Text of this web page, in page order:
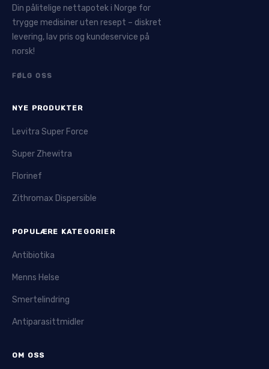
Din pålitelige nettapotek i Norge for
trygge medisiner uten resept – diskret
levering, lav pris og kundeservice på
norsk!
FØLG OSS
NYE PRODUKTER
Levitra Super Force
Super Zhewitra
Florinef
Zithromax Dispersible
POPULÆRE KATEGORIER
Antibiotika
Menns Helse
Smertelindring
Antiparasittmidler
OM OSS